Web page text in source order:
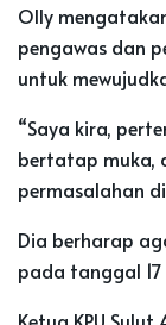
Olly
pengawas dan
untuk
“Saya kira,
bertatap muka,
permasalahan
Dia berharap
pada tanggal